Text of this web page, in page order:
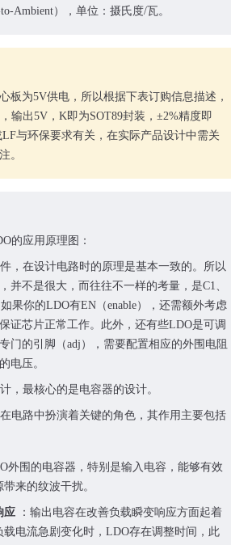
to-Ambient），单位：摄氏度/瓦。
板为5V供电，所以根据下表订购信息描述，
输出5V，K即为SOT89封装，±2%精度即
与环保要求有关，在实际产品设计中需关
。
的应用原理图：
，在设计电路时的原理是基本一致的。所以
并不是很大，而往往不一样的考量，是C1、
果你的LDO有EN（enable），还需额外考虑
证芯片正常工作。此外，还有些LDO是可调
门的引脚（adj），需要配置相应的外围电阻
电压。
，最核心的是电容器的设计。
电路中扮演着关键的角色，其作用主要包括
外围的电容器，特别是输入电容，能够有效
来的纹波干扰。
应 ：输出电容在改善负载瞬变响应方面起着
载电流急剧变化时，LDO存在调整时间，此